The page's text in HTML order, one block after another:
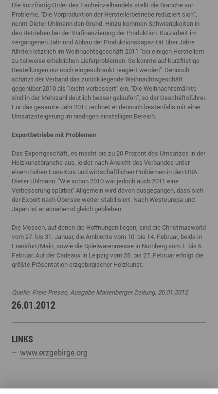
Die kurzfristig Order des Facheinzelhandels stellt die Branche vor
Probleme. "DieVorproduktion der Herstellerbetriebe reduziert sich",
nennt Dieter Uhlmann den Grund. Hinzu kommen Schwierigkeiten in
den Betrieben bei der Vorfinanzierung der Produktion. Kurzarbeit im
vergangenen Jahr und Abbau der Produktionskapazität über Jahre
führten letztlich im Weihnachtsgeschäft 2011 "bei einigen Herstellern
zu teilweise erheblichen Lieferproblemen. So konnte auf kurzfristige
Bestellungen nur noch eingeschränkt reagiert werden". Dennoch
schätzt der Verband das zurückliegende Weihnachtsgeschäft
gegenüber 2010 als "leicht verbessert" ein. "Die Weihnachtsmärkte
sind in der Mehrzahl deutlich besser gelaufen", so der Geschäftsführer.
Für das gesamte Jahr 2011 rechnet er dennoch bestenfalls mit einer
Umsatzsteigerung im niedrigen einstelligen Bereich.
Exportbetriebe mit Problemen
Das Exportgeschäft, es macht bis zu 20 Prozent des Umsatzes in der
Holzkunstbranche aus, leidet nach Ansicht des Verbandes unter
einem hohen Euro-Kurs und wirtschaftlichen Problemen in den USA.
Dieter Uhlmann: "Wie schon 2010 war jedoch auch 2011 eine
Verbesserung spürbar." Allgemein wird davon ausgegangen, dass sich
der Export nach Übersee weiter stabilisiert. Nach Westeuropa und
Japan ist er annähernd gleich geblieben.
Die Messen, auf denen die Hoffnungen liegen, sind die Christmasworld
vom 27. bis 31. Januar, die Ambiente vom 10. bis 14. Februar, beide in
Frankfurt/Main, sowie die Spielwarenmesse in Nürnberg vom 1. bis 6.
Februar. Auf der Cadeaux in Leipzig vom 25. bis 27. Februar erfolgt die
größte Präsentation erzgebirgischer Holzkunst.
Quelle: Freie Presse, Ausgabe Marienberger Zeitung, 26.01.2012
26.01.2012
LINKS
www.erzgebirge.org